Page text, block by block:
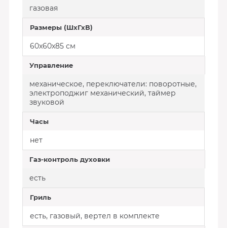
газовая
Размеры (ШхГхВ)
60x60x85 см
Управление
механическое, переключатели: поворотные,
электроподжиг механический, таймер
звуковой
Часы
нет
Газ-контроль духовки
есть
Гриль
есть, газовый, вертел в комплекте